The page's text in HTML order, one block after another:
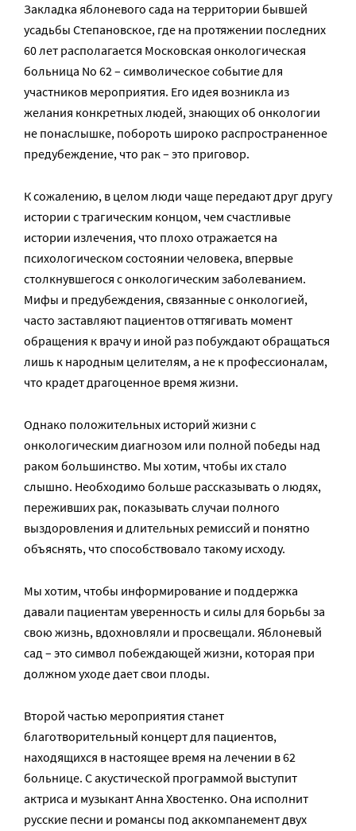
Закладка яблоневого сада на территории бывшей
усадьбы Степановское, где на протяжении последних
60 лет располагается Московская онкологическая
больница No 62 – символическое событие для
участников мероприятия. Его идея возникла из
желания конкретных людей, знающих об онкологии
не понаслышке, побороть широко распространенное
предубеждение, что рак – это приговор.
К сожалению, в целом люди чаще передают друг другу
истории с трагическим концом, чем счастливые
истории излечения, что плохо отражается на
психологическом состоянии человека, впервые
столкнувшегося с онкологическим заболеванием.
Мифы и предубеждения, связанные с онкологией,
часто заставляют пациентов оттягивать момент
обращения к врачу и иной раз побуждают обращаться
лишь к народным целителям, а не к профессионалам,
что крадет драгоценное время жизни.
Однако положительных историй жизни с
онкологическим диагнозом или полной победы над
раком большинство. Мы хотим, чтобы их стало
слышно. Необходимо больше рассказывать о людях,
переживших рак, показывать случаи полного
выздоровления и длительных ремиссий и понятно
объяснять, что способствовало такому исходу.
Мы хотим, чтобы информирование и поддержка
давали пациентам уверенность и силы для борьбы за
свою жизнь, вдохновляли и просвещали. Яблоневый
сад – это символ побеждающей жизни, которая при
должном уходе дает свои плоды.
Второй частью мероприятия станет
благотворительный концерт для пациентов,
находящихся в настоящее время на лечении в 62
больнице. С акустической программой выступит
актриса и музыкант Анна Хвостенко. Она исполнит
русские песни и романсы под аккомпанемент двух